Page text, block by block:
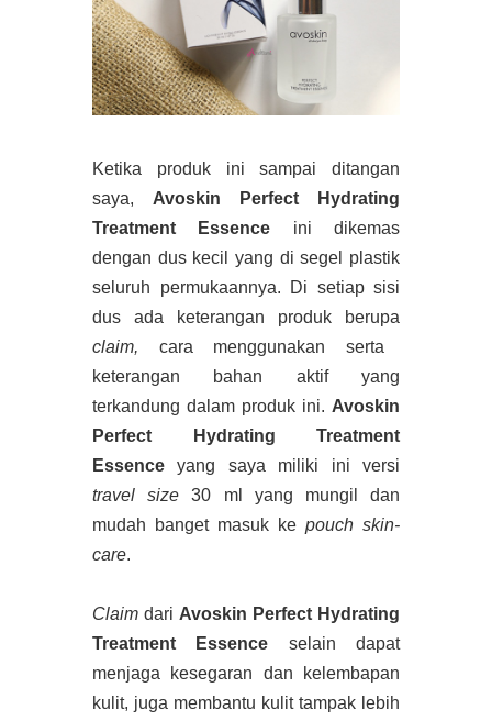
Ketika produk ini sampai ditangan
saya, Avoskin Perfect Hydrating
Treatment Essence ini dikemas
dengan dus kecil yang di segel plastik
seluruh permukaannya. Di setiap sisi
dus ada keterangan produk berupa
claim, cara menggunakan serta
keterangan bahan aktif yang
terkandung dalam produk ini. Avoskin
Perfect Hydrating Treatment
Essence yang saya miliki ini versi
travel size 30 ml yang mungil dan
mudah banget masuk ke pouch skin-
care.
Claim dari Avoskin Perfect Hydrating
Treatment Essence selain dapat
menjaga kesegaran dan kelembapan
kulit, juga membantu kulit tampak lebih